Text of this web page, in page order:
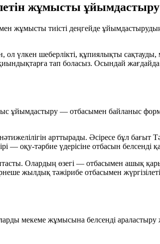
жұмысты ұйымдастыру
жұмысты тиісті деңгейде
шеберлікті, құпиялықты сақтауды,
қиындықтарға тап боласыз. Осындай
ұйымдастыру — отбасымен байланыс
арттырады. Әсіресе бұл бағыт
— оқу-тәрбие үдерісіне отбасын белсенді
Олардың өзегі — отбасымен ашық
жылдық тәжірибе отбасымен
мекеме жұмысына белсенді